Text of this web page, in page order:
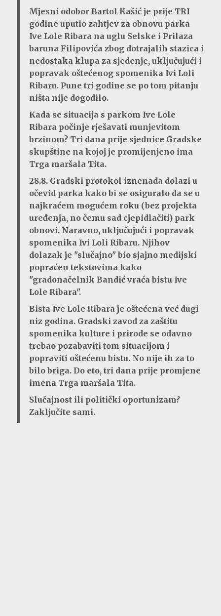
Mjesni odobor Bartol Kašić je prije TRI
godine uputio zahtjev za obnovu parka
Ive Lole Ribara na uglu Selske i Prilaza
baruna Filipovića zbog dotrajalih stazica i
nedostaka klupa za sjedenje, uključujući i
popravak oštećenog spomenika Ivi Loli
Ribaru. Pune tri godine se po tom pitanju
ništa nije dogodilo.
Kada se situacija s parkom Ive Lole
Ribara počinje rješavati munjevitom
brzinom? Tri dana prije sjednice Gradske
skupštine na kojoj je promijenjeno ima
Trga maršala Tita.
28.8. Gradski protokol iznenada dolazi u
očevid parka kako bi se osiguralo da se u
najkraćem mogućem roku (bez projekta
uređenja, no čemu sad cjepidlačiti) park
obnovi. Naravno, uključujući i popravak
spomenika Ivi Loli Ribaru. Njihov
dolazak je "slučajno" bio sjajno medijski
popraćen tekstovima kako
"gradonačelnik Bandić vraća bistu Ive
Lole Ribara".
Bista Ive Lole Ribara je oštećena već dugi
niz godina. Gradski zavod za zaštitu
spomenika kulture i prirode se odavno
trebao pozabaviti tom situacijom i
popraviti oštećenu bistu. No nije ih za to
bilo briga. Do eto, tri dana prije promjene
imena Trga maršala Tita.
Slučajnost ili politički oportunizam?
Zaključite sami.